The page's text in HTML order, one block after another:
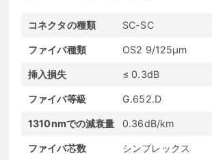
コネクタの種類 SC-SC
ファイバ種類 OS2 9/125μm
挿入損失 ≤ 0.3dB
ファイバ等級 G.652.D
1310nmでの減衰量 0.36dB/km
ファイバ芯数 シンプレックス